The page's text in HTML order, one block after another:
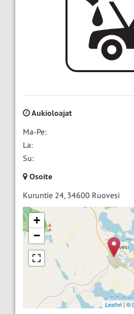
Aukioloajat
Ma-Pe:
La:
Su:
Osoite
Kuruntie 24, 34600 Ruovesi
+
−
Leaflet | ©